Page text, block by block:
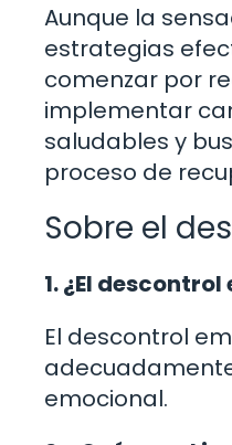
Aunque la
estrategias
comenzar por
implementar
saludables y
proceso de
Sobre el
1. ¿El
El descontrol
emocional.